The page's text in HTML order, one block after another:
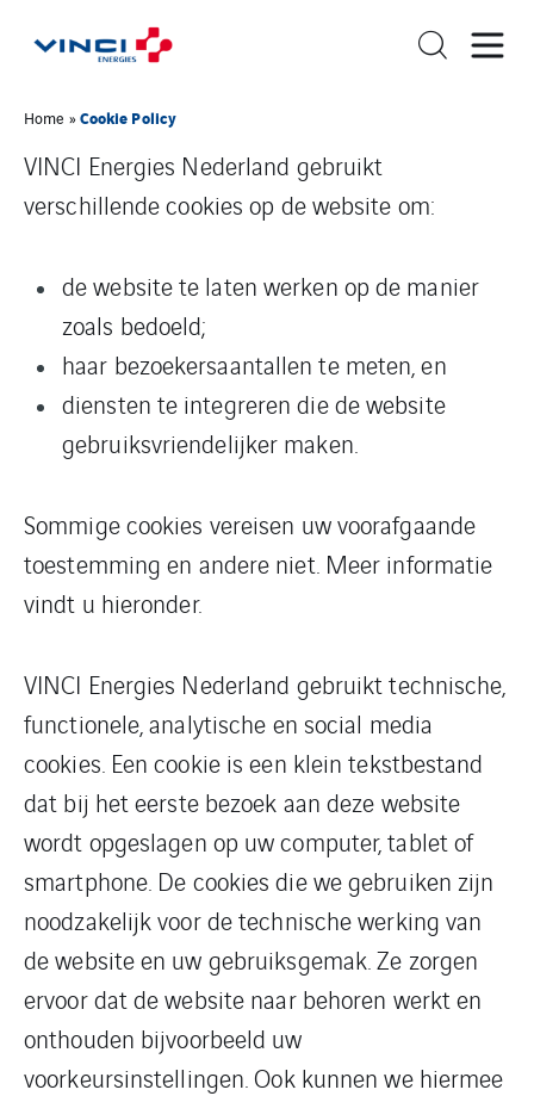
Home »Cookie Policy
VINCI Energies Nederland gebruikt
verschillende cookies op de website om:
de website te laten werken op de manier
zoals bedoeld;
haar bezoekersaantallen te meten, en
diensten te integreren die de website
gebruiksvriendelijker maken.
Sommige cookies vereisen uw voorafgaande
toestemming en andere niet. Meer informatie
vindt u hieronder.
VINCI Energies Nederland gebruikt technische,
functionele, analytische en social media
cookies. Een cookie is een klein tekstbestand
dat bij het eerste bezoek aan deze website
wordt opgeslagen op uw computer, tablet of
smartphone. De cookies die we gebruiken zijn
noodzakelijk voor de technische werking van
de website en uw gebruiksgemak. Ze zorgen
ervoor dat de website naar behoren werkt en
onthouden bijvoorbeeld uw
voorkeursinstellingen. Ook kunnen we hiermee